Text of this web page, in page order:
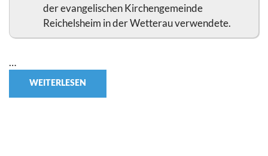
der evangelischen Kirchengemeinde
Reichelsheim in der Wetterau verwendete.
…
WEITERLESEN